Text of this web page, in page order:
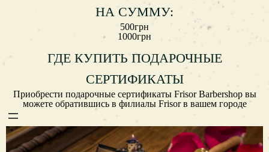
НА СУММУ:
500грн
1000грн
ГДЕ КУПИТЬ ПОДАРОЧНЫЕ
СЕРТИФИКАТЫ
Приобрести подарочные сертификаты Frisor Barbershop вы
можете обратившись в филиалы Frisor в вашем городе